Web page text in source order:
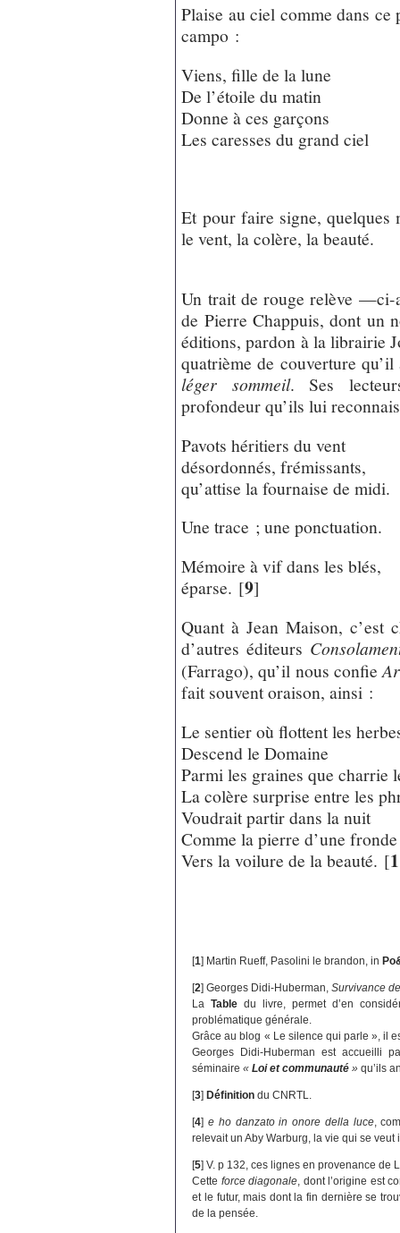
Plaise au ciel comme dans
campo :
Viens, fille de la lune
De l’étoile du matin
Donne à ces garçons
Les caresses du grand ciel
Et pour faire signe,
le vent, la colère, la beauté.
Un trait de rouge relève —ci-
de Pierre Chappuis, dont un
éditions, pardon à la librairie
quatrième de couverture
léger sommeil. Ses
profondeur qu’ils lui
Pavots héritiers du vent
désordonnés, frémissants,
qu’attise la fournaise de midi.
Une trace ; une ponctuation.
Mémoire à vif dans les blés,
éparse. [9]
Quant à Jean Maison, c’est
d’autres éditeurs
(Farrago), qu’il nous confie
fait souvent oraison, ainsi :
Le sentier où flottent les
Descend le Domaine
Parmi les graines que charrie
La colère surprise entre les
Voudrait partir dans la nuit
Comme la pierre d’une fronde
Vers la voilure de la beauté. [
[1] Martin Rueff, Pasolini le brandon, in
[2]Georges Didi-Huberman,Survivance
LaTable du livre, permet d’en
problématique générale.
Grâce au blog « Le silence qui parle », il
Georges Didi-Huberman est accueilli
séminaire«Loi et communauté » qu’ils
[3] Définition du CNRTL.
[4]e ho danzato in onore della luce,
relevait un Aby Warburg, la vie qui se
[5]V. p 132, ces lignes en provenance de
Cette force diagonale, dont l’origine est
et le futur, mais dont la fin dernière se
de la pensée.